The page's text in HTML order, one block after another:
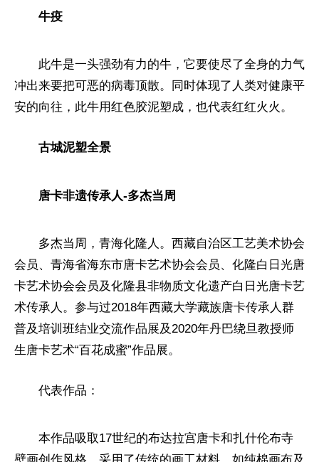
牛疫
此牛是一头强劲有力的牛，它要使尽了全身的力气
冲出来要把可恶的病毒顶散。同时体现了人类对健康平
安的向往，此牛用红色胶泥塑成，也代表红红火火。
古城泥塑全景
唐卡非遗传承人-多杰当周
多杰当周，青海化隆人。西藏自治区工艺美术协会
会员、青海省海东市唐卡艺术协会会员、化隆白日光唐
卡艺术协会会员及化隆县非物质文化遗产白日光唐卡艺
术传承人。参与过2018年西藏大学藏族唐卡传承人群
普及培训班结业交流作品展及2020年丹巴绕旦教授师
生唐卡艺术“百花成蜜”作品展。
代表作品：
本作品吸取17世纪的布达拉宫唐卡和扎什伦布寺